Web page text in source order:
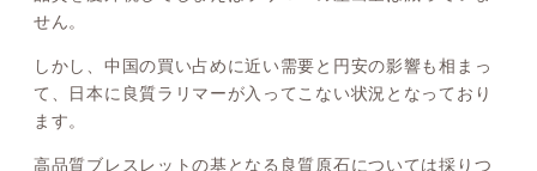
せん。
しかし、中国の買い占めに近い需要と円安の影響も相まっ
て、日本に良質ラリマーが入ってこない状況となっており
ます。
高品質ブレスレットの基となる良質原石については採りつ